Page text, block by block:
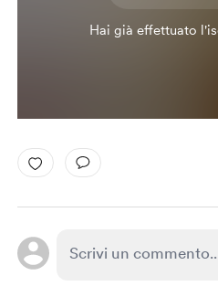
Hai già effettuato